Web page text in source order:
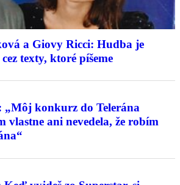
a Giovy Ricci: Hudba je
texty, ktoré píšeme
„Môj konkurz do Telerána
vlastne ani nevedela, že robím